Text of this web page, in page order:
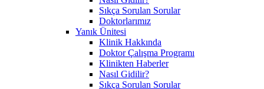
Sıkça Sorulan Sorular
Doktorlarımız
Yanık Ünitesi
Klinik Hakkında
Doktor Çalışma Programı
Klinikten Haberler
Nasıl Gidilir?
Sıkça Sorulan Sorular